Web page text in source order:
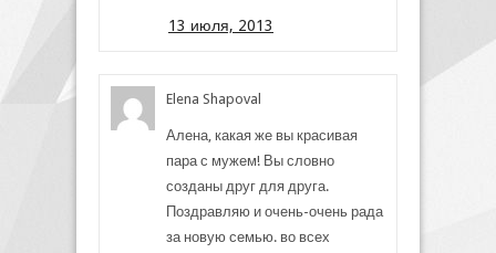
13 июля, 2013
Elena Shapoval
Алена, какая же вы красивая
пара с мужем! Вы словно
созданы друг для друга.
Поздравляю и очень-очень рада
за новую семью. во всех